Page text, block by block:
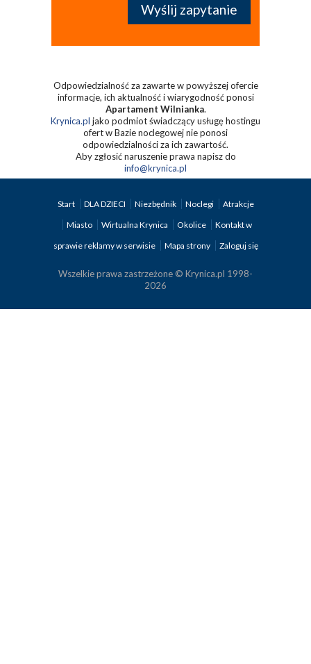
Odpowiedzialność za zawarte w powyższej ofercie
informacje, ich aktualność i wiarygodność ponosi
Apartament Wilnianka.
Krynica.pl jako podmiot świadczący usługę hostingu
ofert w Bazie noclegowej nie ponosi
odpowiedzialności za ich zawartość.
Aby zgłosić naruszenie prawa napisz do
info@krynica.pl
Start DLA DZIECI Niezbędnik Noclegi
Atrakcje
Miasto
Wirtualna Krynica Okolice
Kontakt w
sprawie reklamy w serwisie
Mapa strony Zaloguj się
Wszelkie prawa zastrzeżone © Krynica.pl 1998-
2026